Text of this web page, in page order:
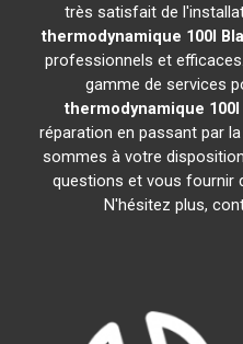
très satisfait de
thermodynamique 100l
professionnels et
gamme de services
thermodynamique 100l
réparation en passant par
sommes à votre
questions et vous fournir
N'hésitez plus,